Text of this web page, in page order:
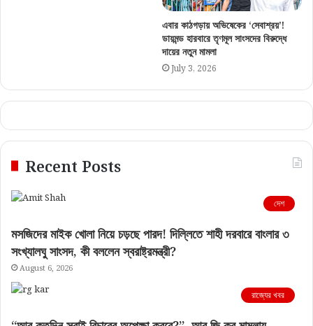
এবার কাঠগড়ায় অভিষেকের ‘সেবাশ্রয়’!
ডায়মন্ড হারবারে তৃণমূল সাংসদের বিরুদ্ধে
দায়ের নতুন মামলা
July 3, 2026
Recent Posts
দেশ
মসজিদের মাইক খোলা নিয়ে চড়ছে পারদ! দিল্লিতে শাহী দরবারে বাংলার ৩
সংখ্যালঘু সাংসদ, কী বললেন স্বরাষ্ট্রমন্ত্রী?
August 6, 2026
রাজ্যের খবর